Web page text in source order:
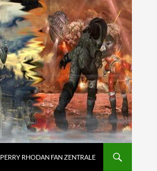
PERRY RHODAN FAN ZENTRALE